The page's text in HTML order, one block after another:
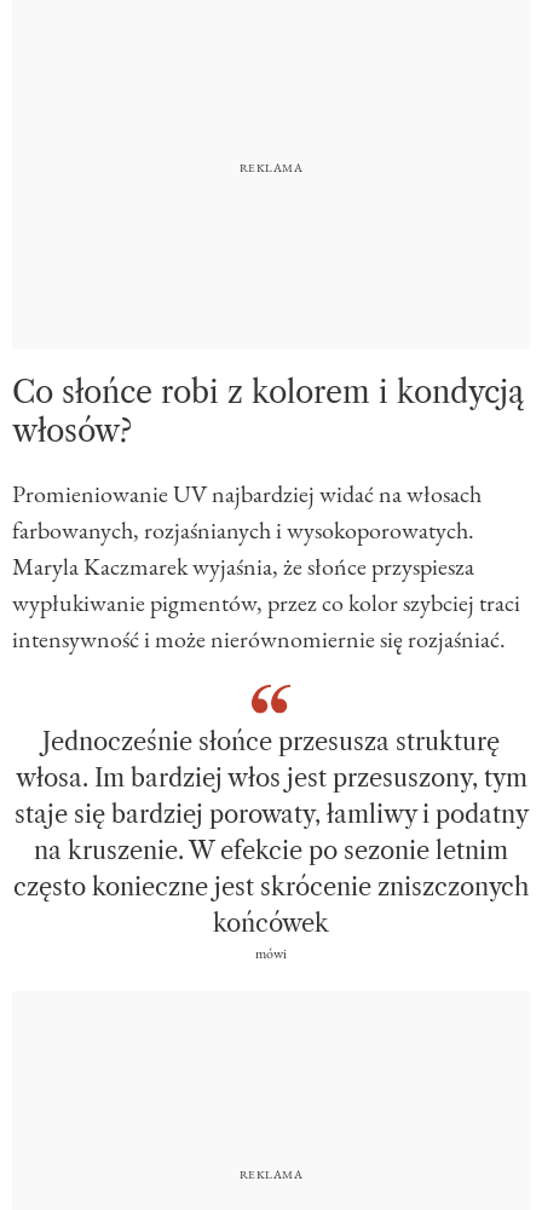
Co słońce robi z kolorem i kondycją
włosów?
Promieniowanie UV najbardziej widać na włosach
farbowanych, rozjaśnianych i wysokoporowatych.
Maryla Kaczmarek wyjaśnia, że słońce przyspiesza
wypłukiwanie pigmentów, przez co kolor szybciej traci
intensywność i może nierównomiernie się rozjaśniać.
Jednocześnie słońce przesusza strukturę
włosa. Im bardziej włos jest przesuszony, tym
staje się bardziej porowaty, łamliwy i podatny
na kruszenie. W efekcie po sezonie letnim
często konieczne jest skrócenie zniszczonych
końcówek
mówi